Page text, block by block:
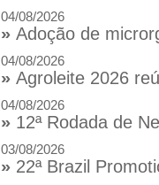
04/08/2026
» Adoção de
04/08/2026
» Agroleite 2026
04/08/2026
» 12ª Rodada de
03/08/2026
» 22ª Brazil